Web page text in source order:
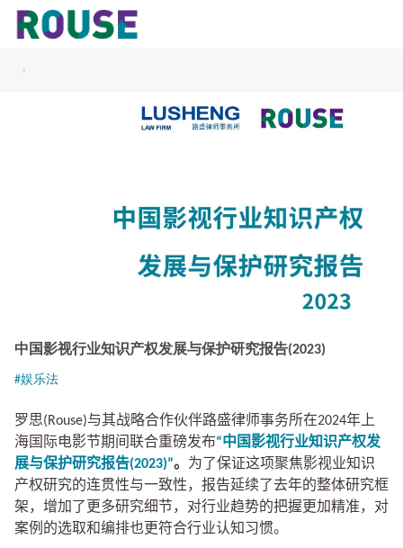
›
中国影视行业知识产权发展与保护研究报告(2023)
#娱乐法
罗思(Rouse)与其战略合作伙伴路盛律师事务所在2024年上
海国际电影节期间联合重磅发布“中国影视行业知识产权发
展与保护研究报告(2023)”。 为了保证这项聚焦影视业知识
产权研究的连贯性与一致性，报告延续了去年的整体研究框
架，增加了更多研究细节，对行业趋势的把握更加精准，对
案例的选取和编排也更符合行业认知习惯。